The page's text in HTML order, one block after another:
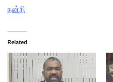
நன்றி
Related